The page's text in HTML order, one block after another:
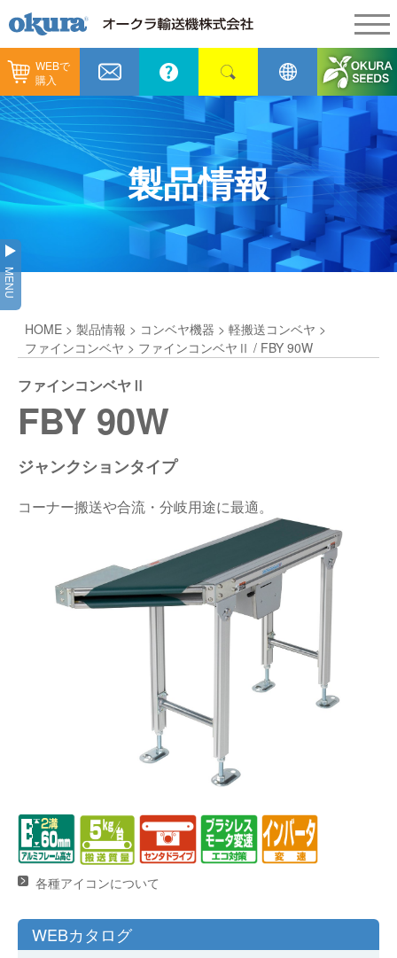
WEBで
購入
製品情報
製品情報
コンベヤ機器
コンベヤ機器を探す
ヒント集
GTPシステム
仕分けシステム
ピッキングシステム
保管システム
パレタイズ・デパレタイズシステム
バンニング・デバンニングシステム
納入事例
納入事例
全業種
飲料
通販
食品
メンテナンス
カタログ／CAD
代表あいさつ
企業理念
会社概要
事業所一覧
採用情報
ショールーム
オークラミュージアム
新着情報
オークラ育英財団
プライバシーポリシー
製品情報
MENU
HOME > 製品情報 > コンベヤ機器 > 軽搬送コンベヤ >
ファインコンベヤ > ファインコンベヤⅡ / FBY 90W
ファインコンベヤⅡ
FBY 90W
ジャンクションタイプ
コーナー搬送や合流・分岐用途に最適。
各種アイコンについて
WEBカタログ